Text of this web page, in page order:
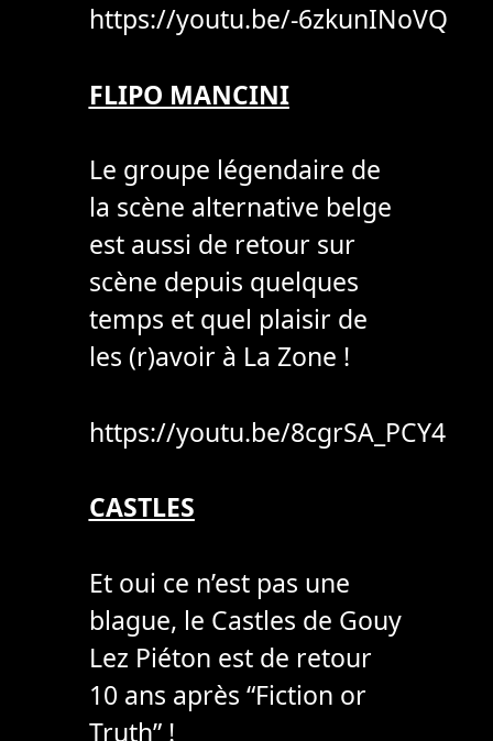
https://youtu.be/-6zkunINoVQ
FLIPO MANCINI
Le groupe légendaire de
la scène alternative belge
est aussi de retour sur
scène depuis quelques
temps et quel plaisir de
les (r)avoir à La Zone !
https://youtu.be/8cgrSA_PCY4
CASTLES
Et oui ce n’est pas une
blague, le Castles de Gouy
Lez Piéton est de retour
10 ans après “Fiction or
Truth” !